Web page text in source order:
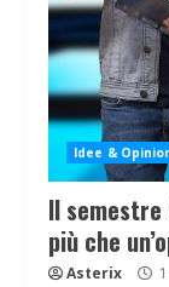
Idee &
Il
più che
Asterix